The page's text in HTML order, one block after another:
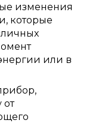
изменения
которые
или в
от